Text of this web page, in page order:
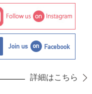
詳細はこちら